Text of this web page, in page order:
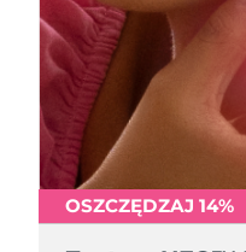
OSZCZĘDZAJ 14%
OSZCZĘDZAJ 14%
OSZCZĘDZAJ 14%